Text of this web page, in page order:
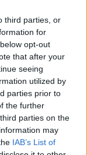
third parties, or
for
opt-out
that after your
seeing
utilized by
parties prior to
the further
parties on the
may
IAB’s List of
Varför Får
Intelligens